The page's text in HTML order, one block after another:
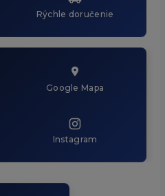
Rýchle doručenie
Google Mapa
Instagram